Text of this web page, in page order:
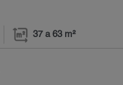
37 a 63 m²